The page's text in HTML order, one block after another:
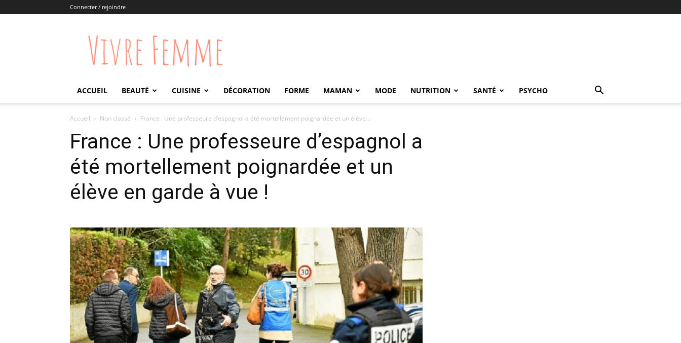
Connecter / rejoindre
Vivre
Femme
ACCUEIL BEAUTÉ CUISINE DÉCORATION FORME MAMAN MODE NUTRITION SANTÉ PSYCHO
Accueil Non classé France : Une professeure d’espagnol a été mortellement poignardée et un élève...
France : Une professeure d’espagnol a
été mortellement poignardée et un
élève en garde à vue !